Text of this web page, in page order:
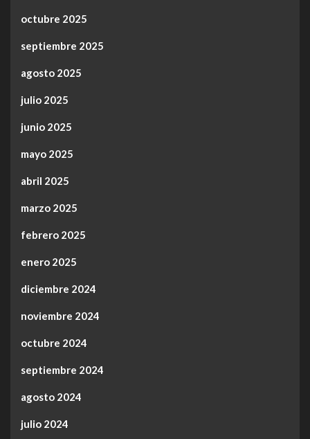
octubre 2025
septiembre 2025
agosto 2025
julio 2025
junio 2025
mayo 2025
abril 2025
marzo 2025
febrero 2025
enero 2025
diciembre 2024
noviembre 2024
octubre 2024
septiembre 2024
agosto 2024
julio 2024